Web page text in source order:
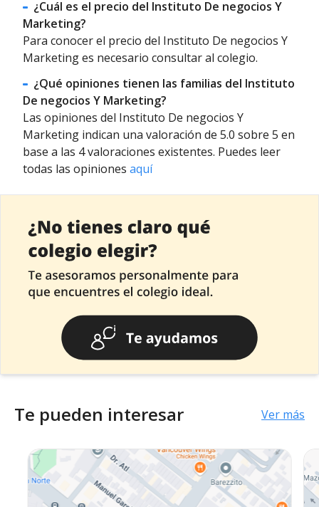
¿Cuál es el precio del Instituto De negocios Y
Marketing?
Para conocer el precio del Instituto De negocios Y
Marketing es necesario consultar al colegio.
¿Qué opiniones tienen las familias del Instituto
De negocios Y Marketing?
Las opiniones del Instituto De negocios Y
Marketing indican una valoración de 5.0 sobre 5 en
base a las 4 valoraciones existentes. Puedes leer
todas las opiniones aquí
Te pueden interesar Ver más